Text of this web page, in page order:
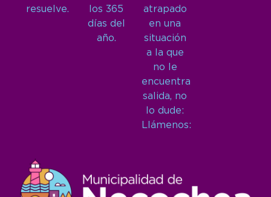
resuelve.
los 365
días del
año.
atrapado
en una
situación
a la que
no le
encuentra
salida, no
lo dude:
Llámenos: